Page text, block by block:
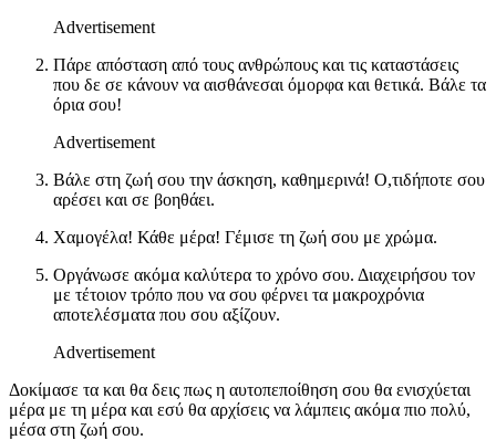
Advertisement
Πάρε απόσταση από τους ανθρώπους και τις καταστάσεις
που δε σε κάνουν να αισθάνεσαι όμορφα και θετικά. Βάλε τα
όρια σου!
Advertisement
Βάλε στη ζωή σου την άσκηση, καθημερινά! Ο,τιδήποτε σου
αρέσει και σε βοηθάει.
Χαμογέλα! Κάθε μέρα! Γέμισε τη ζωή σου με χρώμα.
Οργάνωσε ακόμα καλύτερα το χρόνο σου. Διαχειρήσου τον
με τέτοιον τρόπο που να σου φέρνει τα μακροχρόνια
αποτελέσματα που σου αξίζουν.
Advertisement
Δοκίμασε τα και θα δεις πως η αυτοπεποίθηση σου θα ενισχύεται
μέρα με τη μέρα και εσύ θα αρχίσεις να λάμπεις ακόμα πιο πολύ,
μέσα στη ζωή σου.